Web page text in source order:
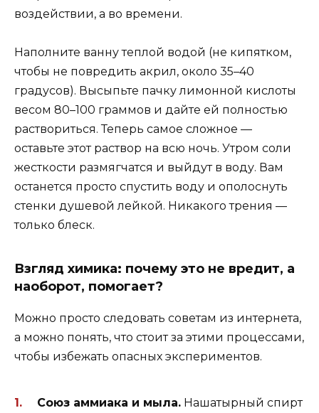
воздействии, а во времени.
Наполните ванну теплой водой (не кипятком,
чтобы не повредить акрил, около 35–40
градусов). Высыпьте пачку лимонной кислоты
весом 80–100 граммов и дайте ей полностью
раствориться. Теперь самое сложное —
оставьте этот раствор на всю ночь. Утром соли
жесткости размягчатся и выйдут в воду. Вам
останется просто спустить воду и ополоснуть
стенки душевой лейкой. Никакого трения —
только блеск.
Взгляд химика: почему это не вредит, а
наоборот, помогает?
Можно просто следовать советам из интернета,
а можно понять, что стоит за этими процессами,
чтобы избежать опасных экспериментов.
Союз аммиака и мыла. Нашатырный спирт